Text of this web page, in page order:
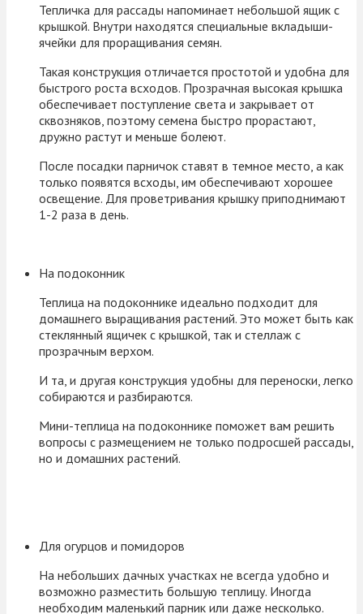
Тепличка для рассады напоминает небольшой ящик с
крышкой. Внутри находятся специальные вкладыши-
ячейки для проращивания семян.
Такая конструкция отличается простотой и удобна для
быстрого роста всходов. Прозрачная высокая крышка
обеспечивает поступление света и закрывает от
сквозняков, поэтому семена быстро прорастают,
дружно растут и меньше болеют.
После посадки парничок ставят в темное место, а как
только появятся всходы, им обеспечивают хорошее
освещение. Для проветривания крышку приподнимают
1-2 раза в день.
На подоконник
Теплица на подоконнике идеально подходит для
домашнего выращивания растений. Это может быть как
стеклянный ящичек с крышкой, так и стеллаж с
прозрачным верхом.
И та, и другая конструкция удобны для переноски, легко
собираются и разбираются.
Мини-теплица на подоконнике поможет вам решить
вопросы с размещением не только подросшей рассады,
но и домашних растений.
Для огурцов и помидоров
На небольших дачных участках не всегда удобно и
возможно разместить большую теплицу. Иногда
необходим маленький парник или даже несколько.